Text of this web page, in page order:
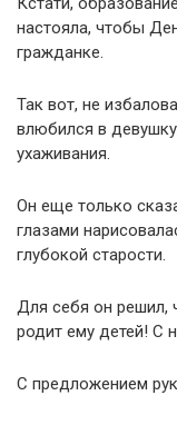
настояла, чтобы
гражданке.
Так вот, не
влюбился в
ухаживания.
Он еще только
глазами
глубокой старости.
Для себя он решил,
родит ему детей! С
С предложением